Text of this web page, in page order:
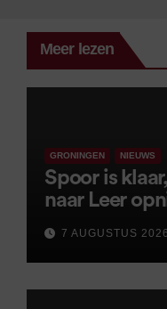
Meer lezen
GRONINGEN NIEUWS
Spoor is
naar Leer
7 AUGUSTUS 2026